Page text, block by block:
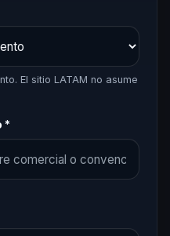
El sitio LATAM no asume
*